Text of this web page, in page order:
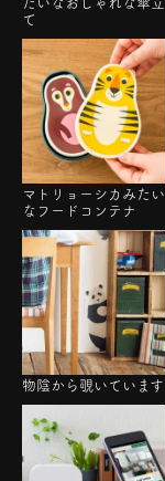
て
マトリョーシカみたい
なフードコンテナ
物陰から覗いています